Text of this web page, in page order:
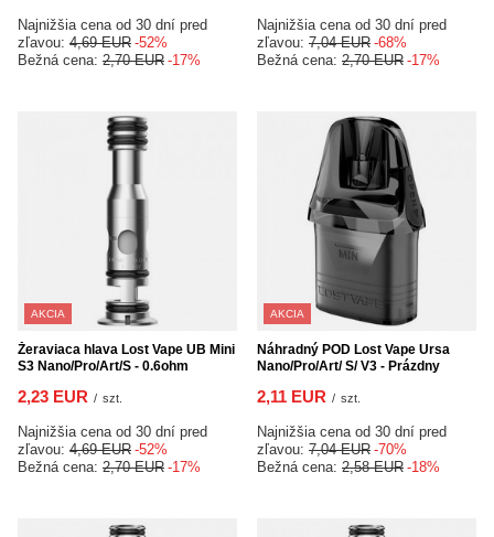
Najnižšia cena od 30 dní pred
zľavou: 4,69 EUR -52%
Bežná cena: 2,70 EUR -17%
Najnižšia cena od 30 dní pred
zľavou: 7,04 EUR -68%
Bežná cena: 2,70 EUR -17%
AKCIA
Žeraviaca hlava Lost Vape UB Mini
S3 Nano/Pro/Art/S - 0.6ohm
2,23 EUR / szt.
Najnižšia cena od 30 dní pred
zľavou: 4,69 EUR -52%
Bežná cena: 2,70 EUR -17%
AKCIA
Náhradný POD Lost Vape Ursa
Nano/Pro/Art/ S/ V3 - Prázdny
2,11 EUR / szt.
Najnižšia cena od 30 dní pred
zľavou: 7,04 EUR -70%
Bežná cena: 2,58 EUR -18%